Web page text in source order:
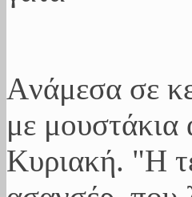
Aνάμεσα σε
με
Κυριακή. "Η